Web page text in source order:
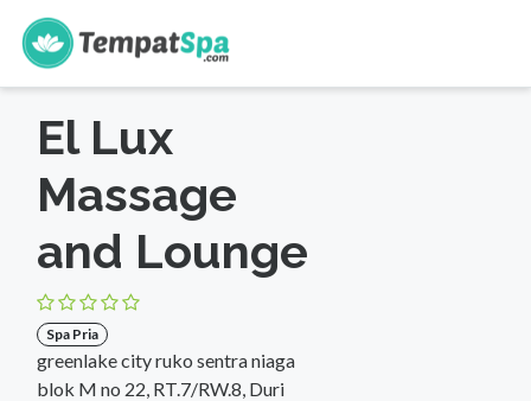
s
El Lux
Massage
and Lounge
Spa Pria
greenlake city ruko sentra niaga
blok M no 22, RT.7/RW.8, Duri